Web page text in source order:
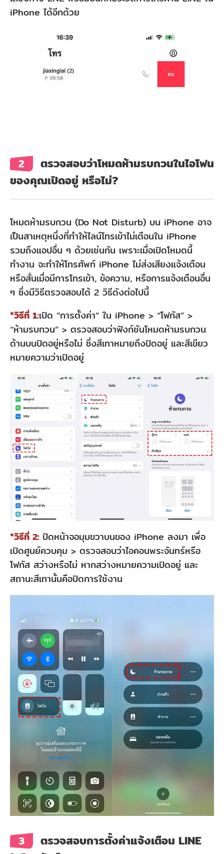
ส่วน
แจ้ง
เตือน
โทร
เข้า
ไอ
โฟน
3.1
ปัญหา
เกี่ยว
กับ
เวอร์ชัน
LINE
3.2
พลาด
แอป
รี
สตาร์ท
ส่วน
ที่
4:
[ทางออก
ดี
ที่สุด]
แก้
ไอ
โฟน
โทร
ไม่
เตือน
iPhone ได้อีกด้วย
2
ตรวจสอบว่าโหมดห้ามรบกวนในไอโฟน
ของคุณเปิดอยู่ หรือไม่?
โหมดห้ามรบกวน (Do Not Disturb) บน iPhone อาจ
เป็นสาเหตุหนึ่งที่ทำให้ไลน์โทรเข้าไม่เตือนใน iPhone
รวมถึงแอปอื่น ๆ ด้วยเช่นกัน เพราะเมื่อเปิดโหมดนี้
ทำงาน จะทำให้โทรศัพท์ iPhone ไม่ส่งเสียงแจ้งเตือน
หรือสั่นเมื่อมีการโทรเข้า, ข้อความ, หรือการแจ้งเตือนอื่น
ๆ ซึ่งมีวิธีตรวจสอบได้ 2 วิธีดังต่อไปนี้
*วิธีที่ 1:เปิด “การตั้งค่า” ใน iPhone > “โฟกัส” >
“ห้ามรบกวน” > ตรวจสอบว่าฟังก์ชันโหมดห้ามรบกวน
ด้านบนปิดอยู่หรือไม่ ซึ่งสีเทาหมายถึงปิดอยู่ และสีเขียว
หมายความว่าเปิดอยู่
*วิธีที่ 2: ปัดหน้าจอมุมขวาบนของ iPhone ลงมา เพื่อ
เปิดศูนย์ควบคุม > ตรวจสอบว่าไอคอนพระจันทร์หรือ
โฟกัส สว่างหรือไม่ หากสว่างหมายความเปิดอยู่ และ
สถานะสีเทานั้นคือปิดการใช้งาน
3
ตรวจสอบการตั้งค่าแจ้งเตือน LINE